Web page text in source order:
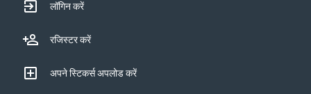
लॉगिन करें
रजिस्टर करें
अपने स्टिकर्स अपलोड करें